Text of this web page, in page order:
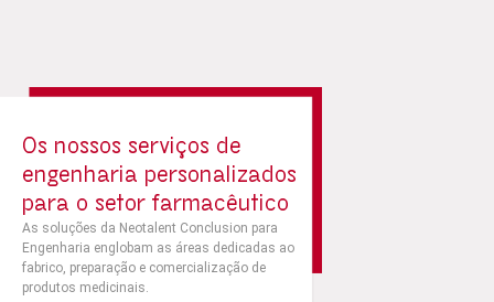
Os nossos serviços de
engenharia personalizados
para o setor farmacêutico
As soluções da Neotalent Conclusion para
Engenharia englobam as áreas dedicadas ao
fabrico, preparação e comercialização de
produtos medicinais.